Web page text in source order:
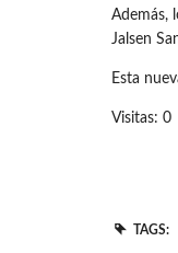
Además,
Jalsen
Esta
Visitas: 0
TAGS: